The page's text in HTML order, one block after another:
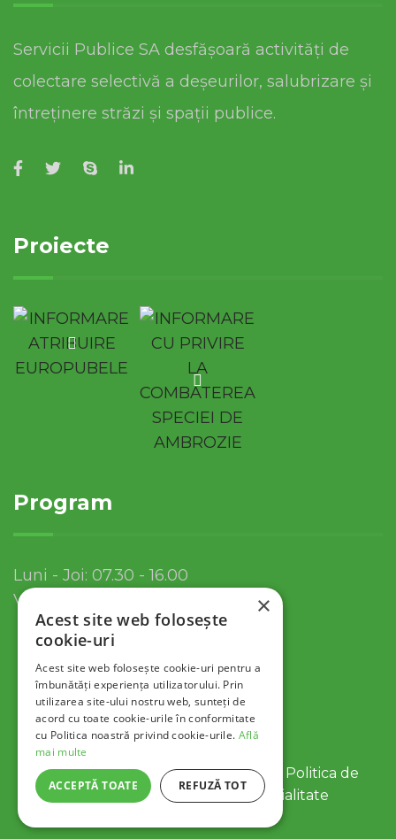
Servicii Publice SA desfășoară activități de
colectare selectivă a deșeurilor, salubrizare și
întreținere străzi și spații publice.
Proiecte
Program
Luni - Joi: 07.30 - 16.00
Vineri: 07.30 - 13.30
© 2022 Servicii Publice SA Tulcea |
Politica de
Politica de Confidentialitate
×
Acest site web folosește
cookie-uri
Acest site web folosește cookie-uri pentru a
îmbunătăți experiența utilizatorului. Prin
utilizarea site-ului nostru web, sunteți de
acord cu toate cookie-urile în conformitate
cu Politica noastră privind cookie-urile. Află
mai multe
ACCEPTĂ TOATE REFUZĂ TOT